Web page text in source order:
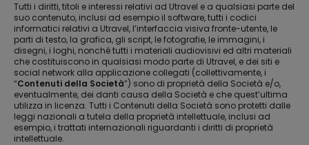
Tutti i diritti, titoli e interessi relativi ad Utravel e a qualsiasi parte del
suo contenuto, inclusi ad esempio il software, tutti i codici
informatici relativi a Utravel, l’interfaccia visiva fronte-utente, le
parti di testo, la grafica, gli script, le fotografie, le immagini, i
disegni, i loghi, nonché tutti i materiali audiovisivi ed altri materiali
che costituiscono in qualsiasi modo parte di Utravel, e dei siti e
social network alla applicazione collegati (collettivamente, i
“Contenuti della Società”) sono di proprietà della Società e/o,
eventualmente, dei danti causa della Società e che quest’ultima
utilizza in licenza. Tutti i Contenuti della Società sono protetti dalle
leggi nazionali a tutela della proprietà intellettuale, inclusi ad
esempio, i trattati internazionali riguardanti i diritti di proprietà
intellettuale.